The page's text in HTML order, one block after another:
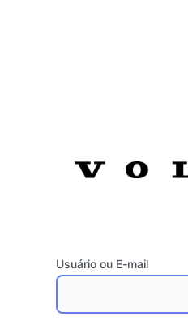
Usuário ou E-mail